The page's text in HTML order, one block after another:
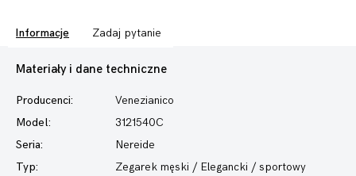
Informacje Zadaj pytanie
Materiały i dane techniczne
Producenci:
Venezianico
Model:
3121540C
Seria:
Nereide
Typ:
Zegarek męski / Elegancki / sportowy